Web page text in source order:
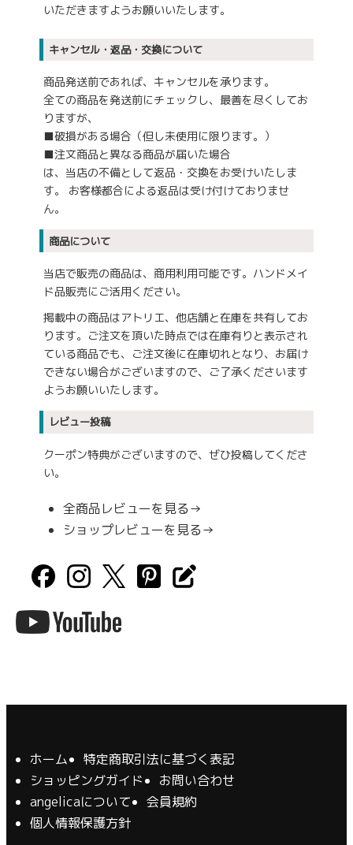
いただきますようお願いいたします。
キャンセル・返品・交換について
商品発送前であれば、キャンセルを承ります。
全ての商品を発送前にチェックし、最善を尽くしてお
りますが、
■破損がある場合（但し未使用に限ります。）
■注文商品と異なる商品が届いた場合
は、当店の不備として返品・交換をお受けいたしま
す。 お客様都合による返品は受け付けておりませ
ん。
商品について
当店で販売の商品は、商用利用可能です。ハンドメイ
ド品販売にご活用ください。
掲載中の商品はアトリエ、他店舗と在庫を共有してお
ります。ご注文を頂いた時点では在庫有りと表示され
ている商品でも、ご注文後に在庫切れとなり、お届け
できない場合がございますので、ご了承くださいます
ようお願いいたします。
レビュー投稿
クーポン特典がございますので、ぜひ投稿してくださ
い。
全商品レビューを見る→
ショップレビューを見る→
ホーム
特定商取引法に基づく表記
ショッピングガイド
お問い合わせ
angelicaについて
会員規約
個人情報保護方針